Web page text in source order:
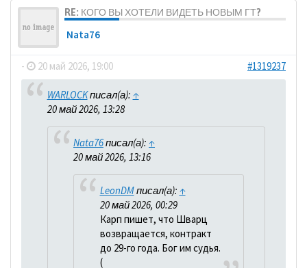
RE: КОГО ВЫ ХОТЕЛИ ВИДЕТЬ НОВЫМ ГТ?
Nata76
- 20 май 2026, 19:00 #1319237
WARLOCKписал(а): ↑
20 май 2026, 13:28
Nata76писал(а): ↑
20 май 2026, 13:16
LeonDMписал(а): ↑
20 май 2026, 00:29
Карп пишет, что Шварц
возвращается, контракт
до 29-го года. Бог им судья.
(